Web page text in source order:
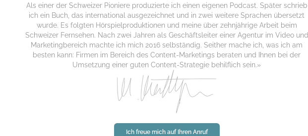
Als einer der Schweizer Pioniere produzierte ich einen eigenen Podcast. Später schrieb
ich ein Buch, das international ausgezeichnet und in zwei weitere Sprachen übersetzt
wurde. Es folgten Hörspielproduktionen und meine über zehnjährige Arbeit beim
Schweizer Fernsehen. Nach zwei Jahren als Geschäftsleiter einer Agentur im Video und
Marketingbereich machte ich mich 2016 selbständig. Seither mache ich, was ich am
besten kann: Firmen im Bereich des Content-Marketings beraten und Ihnen bei der
Umsetzung einer guten Content-Strategie behilflich sein.»
Ich freue mich auf Ihren Anruf